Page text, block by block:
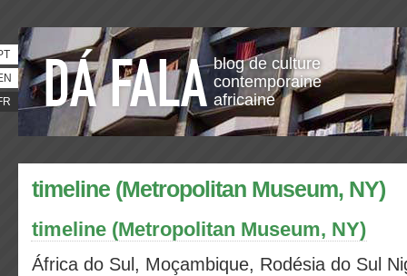
blog de culture
contemporaine
africaine
timeline (Metropolitan Museum, NY)
timeline (Metropolitan Museum, NY)
África do Sul, Moçambique, Rodésia do Sul